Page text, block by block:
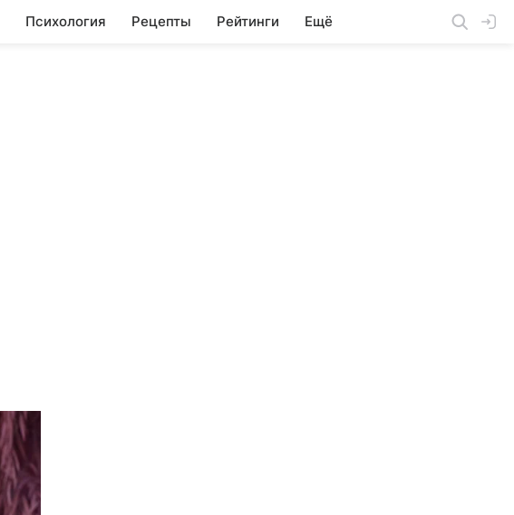
Психология Рецепты Рейтинги Ещё